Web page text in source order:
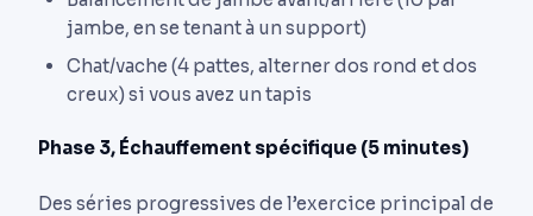
jambe, en se tenant à un support)
Chat/vache (4 pattes, alterner dos rond et dos
creux) si vous avez un tapis
Phase 3, Échauffement spécifique (5 minutes)
Des séries progressives de l’exercice principal de